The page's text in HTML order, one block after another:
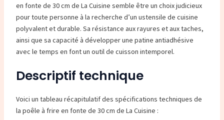
en fonte de 30 cm de La Cuisine semble être un choix judicieux
pour toute personne à la recherche d’un ustensile de cuisine
polyvalent et durable. Sa résistance aux rayures et aux taches,
ainsi que sa capacité à développer une patine antiadhésive
avec le temps en font un outil de cuisson intemporel.
Descriptif technique
Voici un tableau récapitulatif des spécifications techniques de
la poêle à frire en fonte de 30 cm de La Cuisine :